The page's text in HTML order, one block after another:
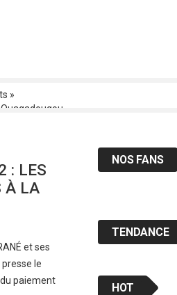
»
musiciens bobolais « en classe «
: LES
À LA
et ses
le
paiement
NOS FANS
TENDANCE
HOT